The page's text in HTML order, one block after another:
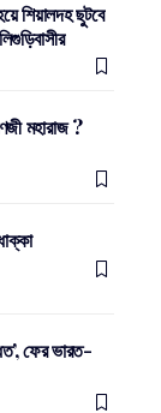
শিয়ালদহ ছুটবে
মহারাজ ?
ফের ভারত-